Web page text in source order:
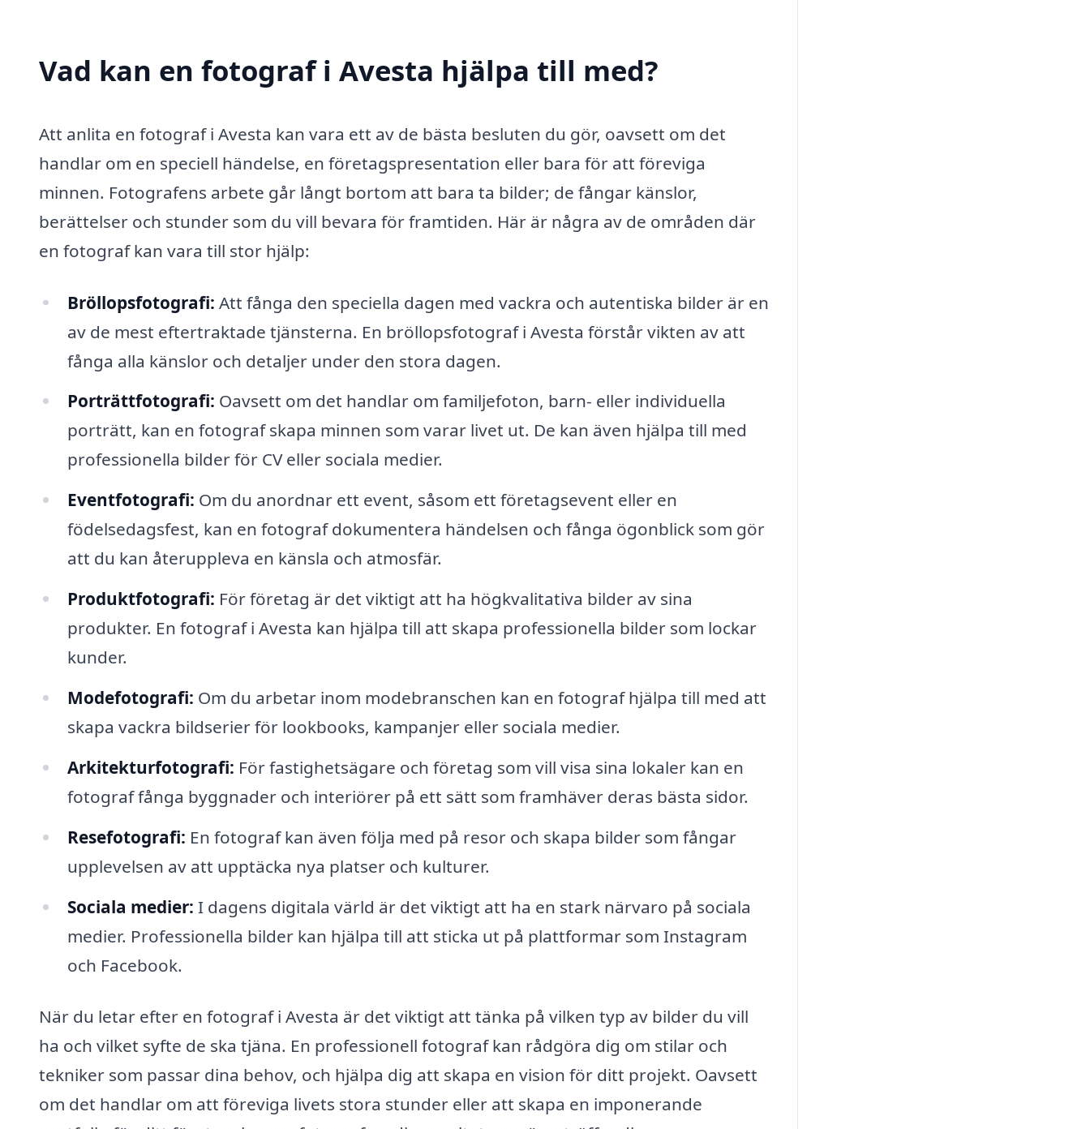
Vad kan en fotograf i Avesta hjälpa till med?
Att anlita en fotograf i Avesta kan vara ett av de bästa besluten du gör, oavsett om det
handlar om en speciell händelse, en företagspresentation eller bara för att föreviga
minnen. Fotografens arbete går långt bortom att bara ta bilder; de fångar känslor,
berättelser och stunder som du vill bevara för framtiden. Här är några av de områden där
en fotograf kan vara till stor hjälp:
Bröllopsfotografi: Att fånga den speciella dagen med vackra och autentiska bilder är en
av de mest eftertraktade tjänsterna. En bröllopsfotograf i Avesta förstår vikten av att
fånga alla känslor och detaljer under den stora dagen.
Porträttfotografi: Oavsett om det handlar om familjefoton, barn- eller individuella
porträtt, kan en fotograf skapa minnen som varar livet ut. De kan även hjälpa till med
professionella bilder för CV eller sociala medier.
Eventfotografi: Om du anordnar ett event, såsom ett företagsevent eller en
födelsedagsfest, kan en fotograf dokumentera händelsen och fånga ögonblick som gör
att du kan återuppleva en känsla och atmosfär.
Produktfotografi: För företag är det viktigt att ha högkvalitativa bilder av sina
produkter. En fotograf i Avesta kan hjälpa till att skapa professionella bilder som lockar
kunder.
Modefotografi: Om du arbetar inom modebranschen kan en fotograf hjälpa till med att
skapa vackra bildserier för lookbooks, kampanjer eller sociala medier.
Arkitekturfotografi: För fastighetsägare och företag som vill visa sina lokaler kan en
fotograf fånga byggnader och interiörer på ett sätt som framhäver deras bästa sidor.
Resefotografi: En fotograf kan även följa med på resor och skapa bilder som fångar
upplevelsen av att upptäcka nya platser och kulturer.
Sociala medier: I dagens digitala värld är det viktigt att ha en stark närvaro på sociala
medier. Professionella bilder kan hjälpa till att sticka ut på plattformar som Instagram
och Facebook.
När du letar efter en fotograf i Avesta är det viktigt att tänka på vilken typ av bilder du vill
ha och vilket syfte de ska tjäna. En professionell fotograf kan rådgöra dig om stilar och
tekniker som passar dina behov, och hjälpa dig att skapa en vision för ditt projekt. Oavsett
om det handlar om att föreviga livets stora stunder eller att skapa en imponerande